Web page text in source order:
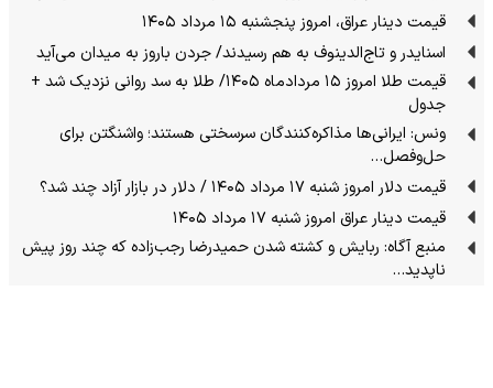
قیمت دینار عراق، امروز پنجشنبه ۱۵ مرداد ۱۴۰۵
اسنایدر و تاج‌الدینوف به هم رسیدند/ جردن باروز به میدان می‌آید
قیمت طلا امروز ۱۵ مردادماه ۱۴۰۵/ طلا به سد روانی نزدیک شد +
جدول
ونس: ایرانی‌ها مذاکره‌کنندگان سرسختی هستند؛ واشنگتن برای
حل‌وفصل…
قیمت دلار امروز شنبه ۱۷ مرداد ۱۴۰۵ / دلار در بازار آزاد چند شد؟
قیمت دینار عراق امروز شنبه ۱۷ مرداد ۱۴۰۵
منبع آگاه: ربایش و کشته شدن حمیدرضا رجب‌زاده که چند روز پیش
ناپدید…